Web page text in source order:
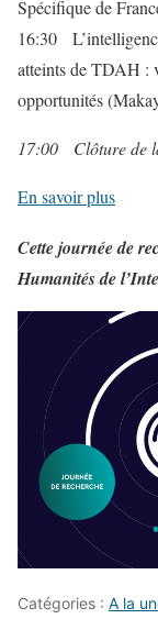
Spécifique de
16:30
atteints de TDAH :
opportunités
17:00 Clôture de
En savoir plus
Cette journée de
Humanités de
Catégories : A la